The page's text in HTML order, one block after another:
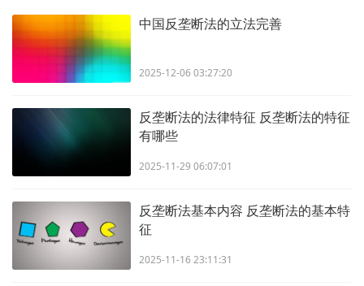
中国反垄断法的立法完善
2025-12-06 03:27:20
反垄断法的法律特征 反垄断法的特征
有哪些
2025-11-29 06:07:01
反垄断法基本内容 反垄断法的基本特
征
2025-11-16 23:11:31